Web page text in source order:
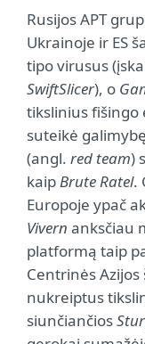
Rusijos APT
Ukrainoje ir ES
tipo virusus
SwiftSlicer), o
tikslinius fišingo
suteikė
(angl. red team)
kaipBrute Ratel.
Europoje ypač
Vivern anksčiau
platformą taip
Centrinės
nukreiptus
siunčiančios